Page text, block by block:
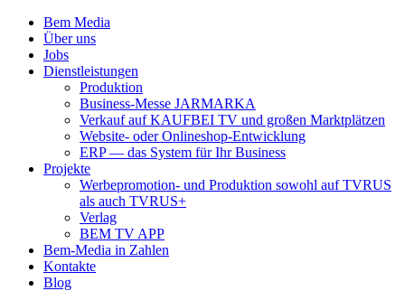
Bem Media
Über uns
Jobs
Dienstleistungen
Produktion
Business-Messe JARMARKA
Verkauf auf KAUFBEI TV und großen Marktplätzen
Website- oder Onlineshop-Entwicklung
ERP — das System für Ihr Business
Projekte
Werbepromotion- und Produktion sowohl auf TVRUS
als auch TVRUS+
Verlag
BEM TV APP
Bem-Media in Zahlen
Kontakte
Blog